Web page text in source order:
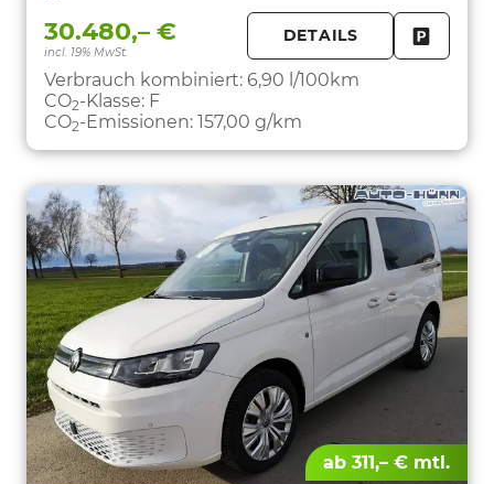
30.480,– €
incl. 19% MwSt.
DETAILS
Verbrauch kombiniert: 6,90 l/100km
CO2-Klasse: F
CO2-Emissionen: 157,00 g/km
ab 311,– € mtl.